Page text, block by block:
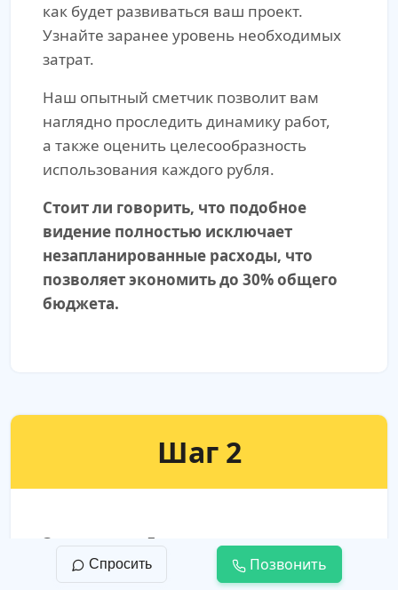
как будет развиваться ваш проект.
Узнайте заранее уровень необходимых
затрат.
Наш опытный сметчик позволит вам
наглядно проследить динамику работ,
а также оценить целесообразность
использования каждого рубля.
Стоит ли говорить, что подобное
видение полностью исключает
незапланированные расходы, что
позволяет экономить до 30% общего
бюджета.
Шаг 2
Заключение Договора подряда
Договор — это, в первую очередь,
Спросить Позвонить